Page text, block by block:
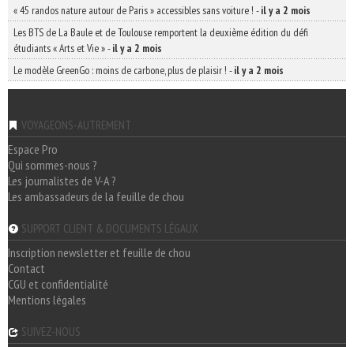
« 45 randos nature autour de Paris » accessibles sans voiture ! -il y a 2 mois
Les BTS de La Baule et de Toulouse remportent la deuxième édition du défi
étudiants « Arts et Vie »-il y a 2 mois
Le modèle GreenGo : moins de carbone, plus de plaisir ! -il y a 2 mois
VOYAGEONS-AUTREMENT
Espace Pro
Qui sommes-nous ?
Les journalistes de V-A ?
Les ambassadeurs de la feuille de chou
SUPPORT CLIENT & DOCUMENTS LÉGAUX
Inscription newsletter et feuille de chou
Contact
CGU et confidentialité
Mentions légales
SUIVEZ-NOUS